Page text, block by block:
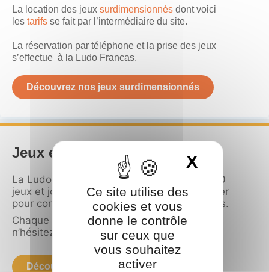
Ce site utilise des
cookies et vous
donne le contrôle
sur ceux que
vous souhaitez
activer
X
La location des jeux surdimensionnés dont voici
les tarifs se fait par l’intermédiaire du site.
La réservation par téléphone et la prise des jeux
s’effectue à la Ludo Francas.
Découvrez nos jeux surdimensionnés
Jeux et jouets
La Ludo Francas dispose d’un fond de 2500
jeux et jouets, n’hésitez pas à nous consulter
pour connaitre la liste des jeux et des jouets.
Chaque mois un arrivage de nouveautés,
n’hésitez pas à venir les emprunter !
Découvrez nos jeux et jouets